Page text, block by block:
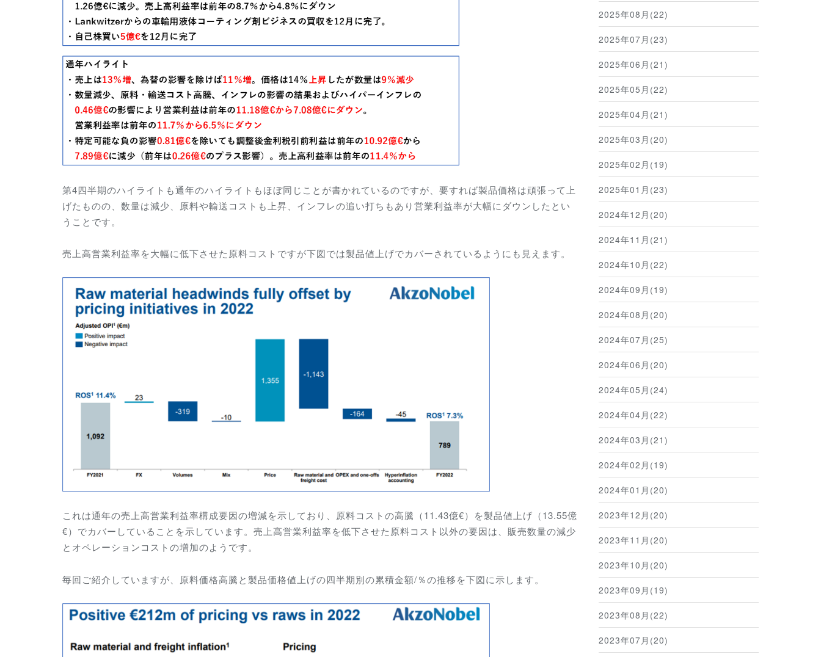
第4四半期のハイライトも通年のハイライトもほぼ同じことが書かれているのですが、要すれば製品価格は頑張って上
げたものの、数量は減少、原料や輸送コストも上昇、インフレの追い打ちもあり営業利益率が大幅にダウンしたとい
うことです。
売上高営業利益率を大幅に低下させた原料コストですが下図では製品値上げでカバーされているようにも見えます。
これは通年の売上高営業利益率構成要因の増減を示しており、原料コストの高騰（11.43億€）を製品値上げ（13.55億
€）でカバーしていることを示しています。 売上高営業利益率を低下させた原料コスト以外の要因は、販売数量の減少
とオペレーションコストの増加のようです。
毎回ご紹介していますが、原料価格高騰と製品価格値上げの四半期別の累積金額/％の推移を下図に示します。
2025年08月(22)
2025年07月(23)
2025年06月(21)
2025年05月(22)
2025年04月(21)
2025年03月(20)
2025年02月(19)
2025年01月(23)
2024年12月(20)
2024年11月(21)
2024年10月(22)
2024年09月(19)
2024年08月(20)
2024年07月(25)
2024年06月(20)
2024年05月(24)
2024年04月(22)
2024年03月(21)
2024年02月(19)
2024年01月(20)
2023年12月(20)
2023年11月(20)
2023年10月(20)
2023年09月(19)
2023年08月(22)
2023年07月(20)